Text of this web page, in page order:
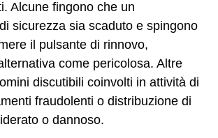
Alcune fingono che un
sicurezza sia scaduto e spingono
il pulsante di rinnovo,
come pericolosa. Altre
discutibili coinvolti in attività di
fraudolenti o distribuzione di
o dannoso.